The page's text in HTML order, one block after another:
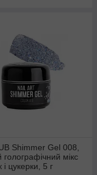
Shimmer Gel 008,
голографічний мікс
і цукерки, 5 г